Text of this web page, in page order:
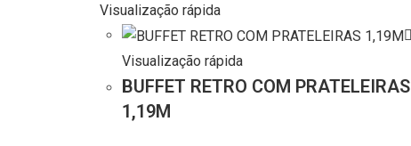
Visualização rápida
Visualização rápida
BUFFET RETRO COM PRATELEIRAS
1,19M